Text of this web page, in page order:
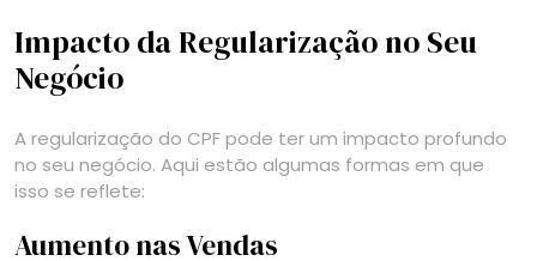
Impacto da Regularização no Seu
Negócio
A regularização do CPF pode ter um impacto profundo
no seu negócio. Aqui estão algumas formas em que
isso se reflete:
Aumento nas Vendas